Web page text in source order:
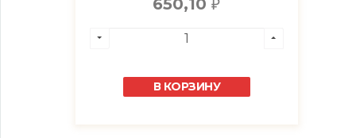
650,10₽
В КОРЗИНУ